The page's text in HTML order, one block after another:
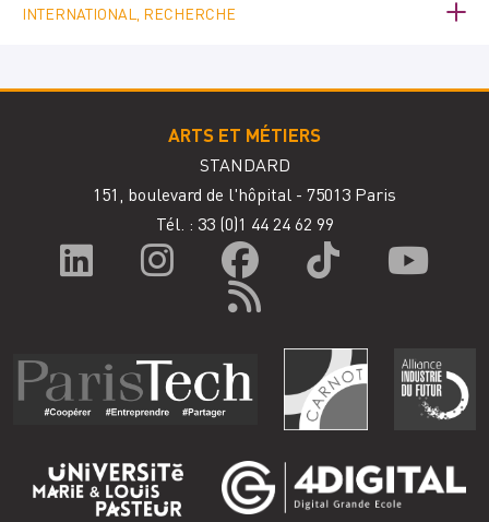
INTERNATIONAL, RECHERCHE
ARTS ET MÉTIERS
STANDARD
151, boulevard de l'hôpital - 75013 Paris
Tél. : 33 (0)1 44 24 62 99